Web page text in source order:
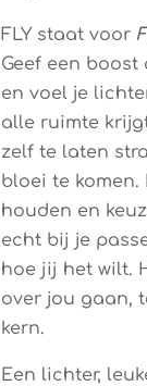
FLY staat voor
Geef een
en voel je
alle ruimte
zelf te laten
bloei te komen.
houden en
echt bij je
hoe jij het wilt.
over jou gaan,
kern.
Een lichter,